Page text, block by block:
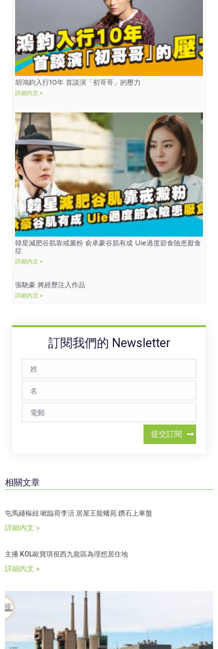
胡鴻鈞入行10年 首談演「初哥哥」的壓力
詳細內文 »
韓星減肥谷肌靠戒澱粉 俞承豪谷肌有成 Uie過度節食險患厭食
症
詳細內文 »
張馳豪 將經歷注入作品
詳細內文 »
訂閱我們的 Newsletter
提交訂閱
相關文章
屯馬綫樞紐 呲臨荷李活 居屋王龍蟠苑 鑽石上車盤
詳細內文 »
主播 KOL歐寶琪視西九龍區為理想居住地
詳細內文 »